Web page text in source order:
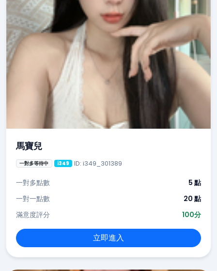
馬寶兒
一對多等待中 i349 ID: i349_301389
一對多點數
5 點
一對一點數
20 點
滿意度評分
100分
立即進入